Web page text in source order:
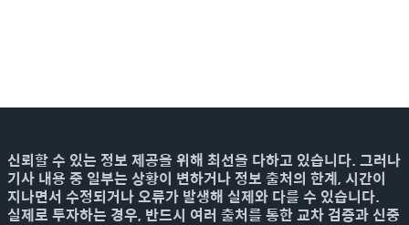
신뢰할 수 있는 정보 제공을 위해 최선을 다하고 있습니다. 그러나
기사 내용 중 일부는 상황이 변하거나 정보 출처의 한계, 시간이
지나면서 수정되거나 오류가 발생해 실제와 다를 수 있습니다.
실제로 투자하는 경우, 반드시 여러 출처를 통한 교차 검증과 신중